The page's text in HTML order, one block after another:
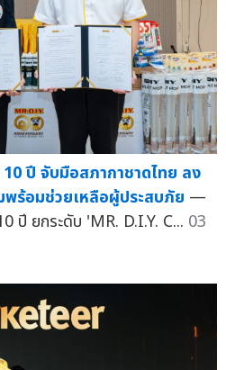
ปี จับมือสภากาชาดไทย ลง
พร้อมช่วยเหลือผู้ประสบภัย —
ปี ยกระดับ 'MR. D.I.Y. C... 03